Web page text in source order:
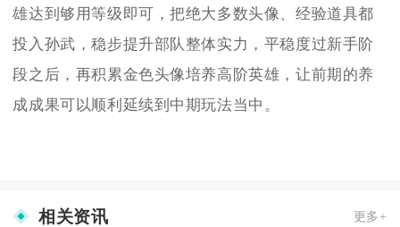
雄达到够用等级即可，把绝大多数头像、经验道具都
投入孙武，稳步提升部队整体实力，平稳度过新手阶
段之后，再积累金色头像培养高阶英雄，让前期的养
成成果可以顺利延续到中期玩法当中。
相关资讯 更多+